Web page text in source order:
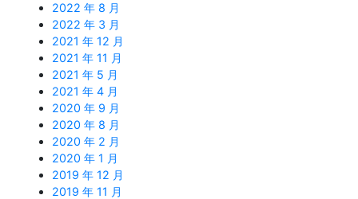
2022 年 8 月
2022 年 3 月
2021 年 12 月
2021 年 11 月
2021 年 5 月
2021 年 4 月
2020 年 9 月
2020 年 8 月
2020 年 2 月
2020 年 1 月
2019 年 12 月
2019 年 11 月